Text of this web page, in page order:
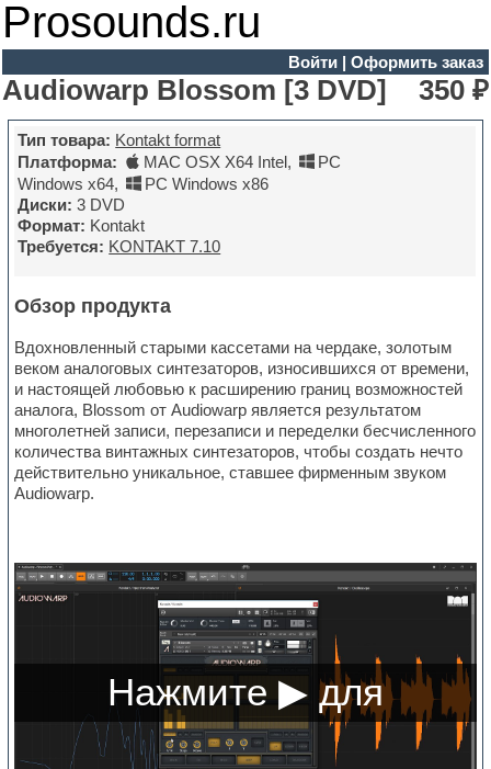
Prosounds.ru
Войти| Оформить заказ
Audiowarp Blossom [3 DVD] 350 ₽
Тип товара: Kontakt format
Платформа:
MAC OSX X64 Intel,
PC
Windows x64,
PC Windows x86
Диски: 3 DVD
Формат: Kontakt
Требуется: KONTAKT 7.10
Обзор продукта
Вдохновленный старыми кассетами на чердаке, золотым
веком аналоговых синтезаторов, износившихся от времени,
и настоящей любовью к расширению границ возможностей
аналога, Blossom от Audiowarp является результатом
многолетней записи, перезаписи и переделки бесчисленного
количества винтажных синтезаторов, чтобы создать нечто
действительно уникальное, ставшее фирменным звуком
Audiowarp.